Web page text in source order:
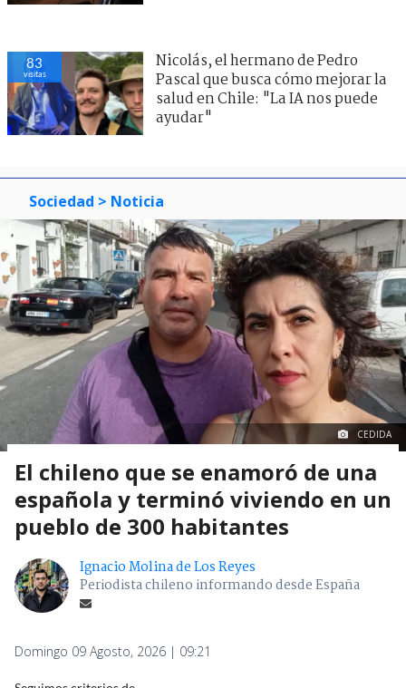
83
visitas
Nicolás, el hermano de Pedro
Pascal que busca cómo mejorar la
salud en Chile: "La IA nos puede
ayudar"
Sociedad > Noticia
CEDIDA
El chileno que se enamoró de una
española y terminó viviendo en un
pueblo de 300 habitantes
Ignacio Molina de Los Reyes
Periodista chileno informando desde España
Domingo 09 Agosto, 2026 | 09:21